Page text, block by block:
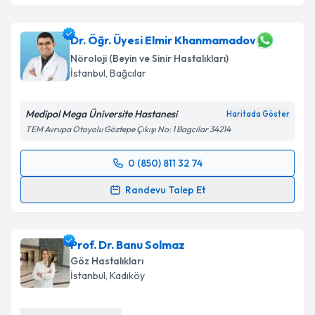
Dr. Öğr. Üyesi Elmir Khanmamadov
Nöroloji (Beyin ve Sinir Hastalıkları)
İstanbul, Bağcılar
Medipol Mega Üniversite Hastanesi Haritada Göster
TEM Avrupa Otoyolu Göztepe Çıkışı No: 1 Bagcilar 34214
0 (850) 811 32 74
Randevu Talep Et
Randevu Takvimi Talebi
almanız için bir takvim hazırlandığında e-posta ile
bilgilendireceğiz.
E-posta Adresiniz
Prof. Dr. Banu Solmaz
Göz Hastalıkları
İstanbul, Kadıköy